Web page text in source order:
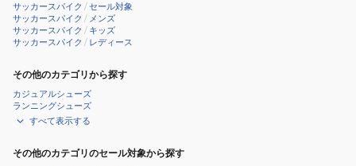
サッカースパイク /セール対象
サッカースパイク / メンズ
サッカースパイク / キッズ
サッカースパイク / レディース
その他のカテゴリから探す
カジュアルシューズ
ランニングシューズ
すべて表示する
その他のカテゴリのセール対象から探す